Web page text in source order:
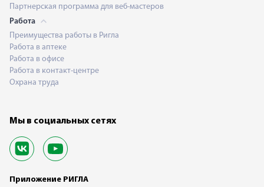
Партнерская программа для веб-мастеров
Работа
Преимущества работы в Ригла
Работа в аптеке
Работа в офисе
Работа в контакт-центре
Охрана труда
Мы в социальных сетях
Приложение РИГЛА